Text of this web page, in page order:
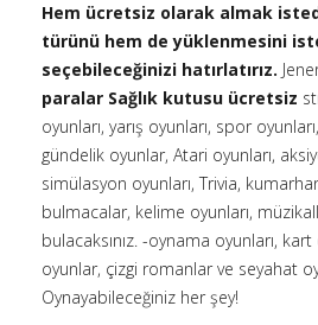
Hem ücretsiz olarak almak
türünü hem de yüklenmesini
seçebileceğinizi hatırlatırız.
paralar Sağlık kutusu ücretsiz
oyunları, yarış oyunları, spor
gündelik oyunlar, Atari oyunları,
simülasyon oyunları, Trivia,
bulmacalar, kelime oyunları,
bulacaksınız. -oynama oyunları, kart
oyunlar, çizgi romanlar ve seyahat
Oynayabileceğiniz her şey!